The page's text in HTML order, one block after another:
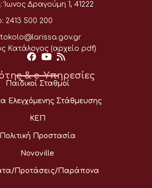
Ίωνος Δραγούμη 1, 41222
2413 500 200
Κατάλογος (αρχείο pdf)
& e-Υπηρεσίες
Παιδικοί Σταθμοί
Ελεγχόμενης Στάθμευσης
ΚΕΠ
Πολιτική Προστασία
Novoville
Προτάσεις/Παράπονα